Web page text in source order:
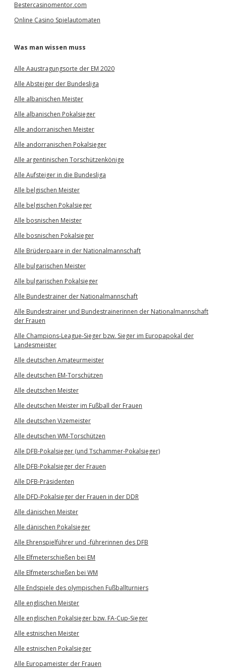
Bestercasinomentor.com
Online Casino Spielautomaten
Was man wissen muss
Alle Aaustragungsorte der EM 2020
Alle Absteiger der Bundesliga
Alle albanischen Meister
Alle albanischen Pokalsieger
Alle andorranischen Meister
Alle andorranischen Pokalsieger
Alle argentinischen Torschützenkönige
Alle Aufsteiger in die Bundesliga
Alle belgischen Meister
Alle belgischen Pokalsieger
Alle bosnischen Meister
Alle bosnischen Pokalsieger
Alle Brüderpaare in der Nationalmannschaft
Alle bulgarischen Meister
Alle bulgarischen Pokalsieger
Alle Bundestrainer der Nationalmannschaft
Alle Bundestrainer und Bundestrainerinnen der Nationalmannschaft
der Frauen
Alle Champions-League-Sieger bzw. Sieger im Europapokal der
Landesmeister
Alle deutschen Amateurmeister
Alle deutschen EM-Torschützen
Alle deutschen Meister
Alle deutschen Meister im Fußball der Frauen
Alle deutschen Vizemeister
Alle deutschen WM-Torschützen
Alle DFB-Pokalsieger (und Tschammer-Pokalsieger)
Alle DFB-Pokalsieger der Frauen
Alle DFB-Präsidenten
Alle DFD-Pokalsieger der Frauen in der DDR
Alle dänischen Meister
Alle dänischen Pokalsieger
Alle Ehrenspielführer und -führerinnen des DFB
Alle Elfmeterschießen bei EM
Alle Elfmeterschießen bei WM
Alle Endspiele des olympischen Fußballturniers
Alle englischen Meister
Alle englischen Pokalsieger bzw. FA-Cup-Sieger
Alle estnischen Meister
Alle estnischen Pokalsieger
Alle Europameister der Frauen